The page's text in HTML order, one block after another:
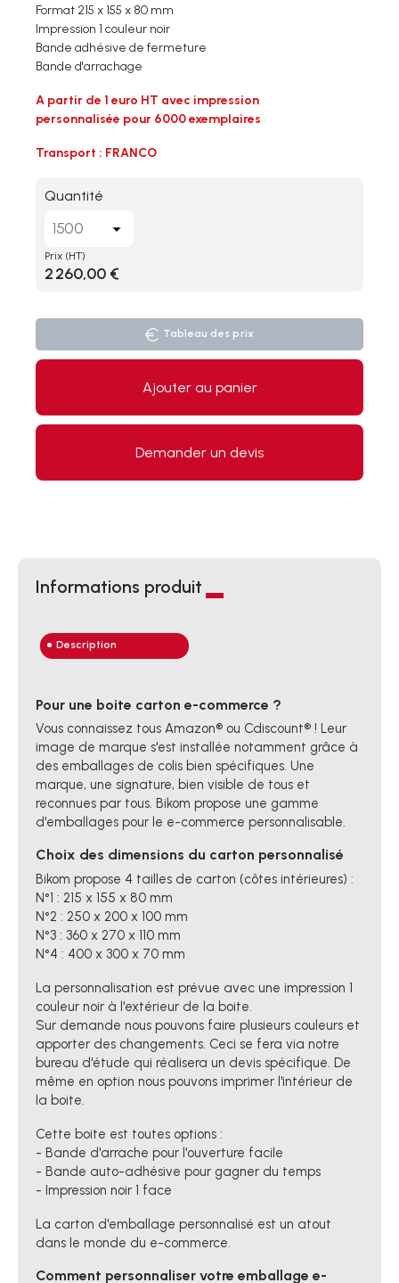
Format 215 x 155 x 80 mm
Impression 1 couleur noir
Bande adhésive de fermeture
Bande d'arrachage
A partir de 1 euro HT avec impression
personnalisée pour 6000 exemplaires
Transport : FRANCO
Quantité
Prix (HT)
2 260,00 €
Tableau des prix
Ajouter au panier
Demander un devis
Informations produit
Description
Pour une boite carton e-commerce ?
Vous connaissez tous Amazon® ou Cdiscount® ! Leur
image de marque s'est installée notamment grâce à
des emballages de colis bien spécifiques. Une
marque, une signature, bien visible de tous et
reconnues par tous. Bikom propose une gamme
d'emballages pour le e-commerce personnalisable.
Choix des dimensions du carton personnalisé
Bikom propose 4 tailles de carton (côtes intérieures) :
N°1 : 215 x 155 x 80 mm
N°2 : 250 x 200 x 100 mm
N°3 : 360 x 270 x 110 mm
N°4 : 400 x 300 x 70 mm
La personnalisation est prévue avec une impression 1
couleur noir à l'extérieur de la boite.
Sur demande nous pouvons faire plusieurs couleurs et
apporter des changements. Ceci se fera via notre
bureau d'étude qui réalisera un devis spécifique. De
même en option nous pouvons imprimer l'intérieur de
la boite.
Cette boite est toutes options :
- Bande d'arrache pour l'ouverture facile
- Bande auto-adhésive pour gagner du temps
- Impression noir 1 face
La carton d'emballage personnalisé est un atout
dans le monde du e-commerce.
Comment personnaliser votre emballage e-